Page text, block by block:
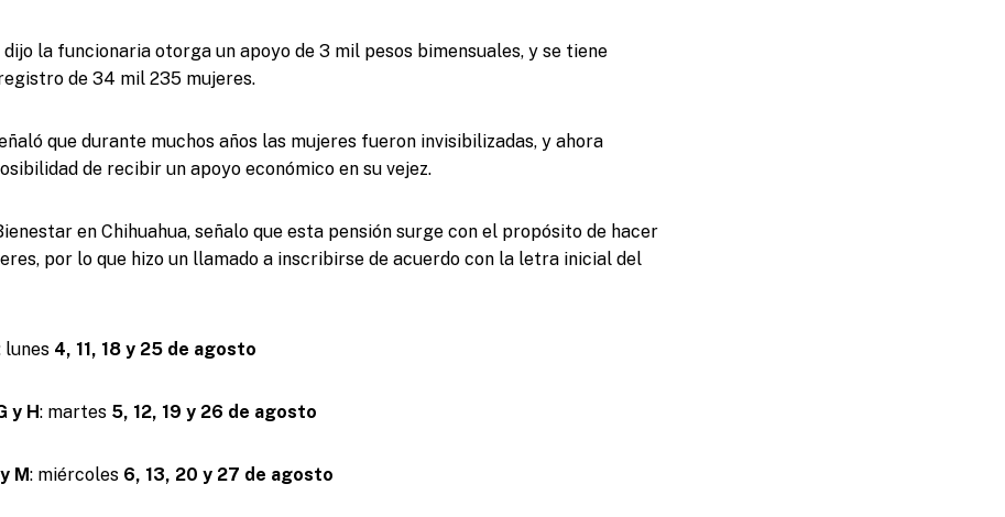
la funcionaria otorga un apoyo de 3 mil pesos bimensuales, y se tiene
de 34 mil 235 mujeres.
que durante muchos años las mujeres fueron invisibilizadas, y ahora
de recibir un apoyo económico en su vejez.
en Chihuahua, señalo que esta pensión surge con el propósito de hacer
por lo que hizo un llamado a inscribirse de acuerdo con la letra inicial del
lunes 4, 11, 18 y 25 de agosto
y H: martes 5, 12, 19 y 26 de agosto
M: miércoles 6, 13, 20 y 27 de agosto